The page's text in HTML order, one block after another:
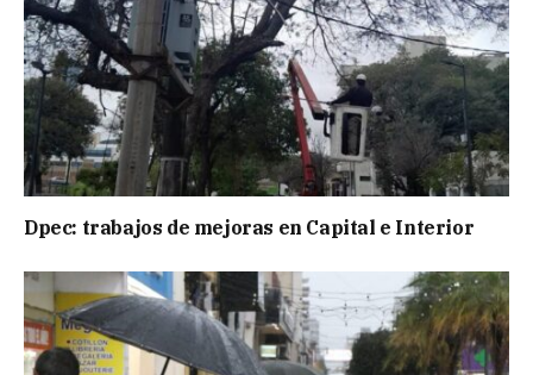
Dpec: trabajos de mejoras en Capital e Interior